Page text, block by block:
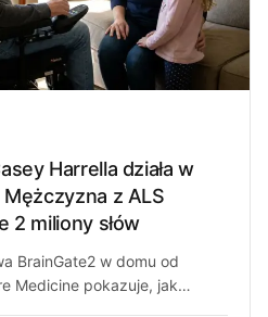
Harrella działa w
z ALS
2 miliony słów
BrainGate2 w domu od
Medicine pokazuje, jak